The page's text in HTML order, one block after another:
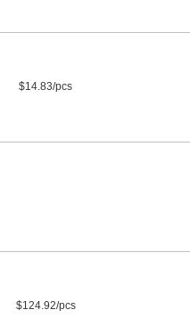
$14.83/pcs
$124.92/pcs